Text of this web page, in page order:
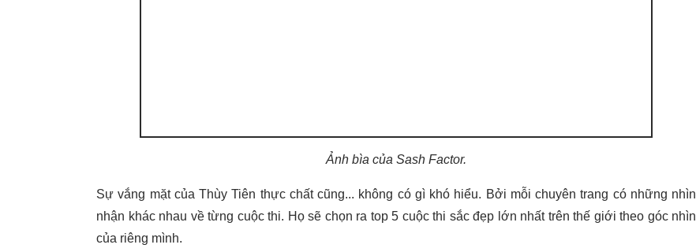
Ảnh bìa của Sash Factor.
Sự vắng mặt của Thùy Tiên thực chất cũng... không có gì khó hiểu. Bởi mỗi chuyên trang có những nhìn
nhận khác nhau về từng cuộc thi. Họ sẽ chọn ra top 5 cuộc thi sắc đẹp lớn nhất trên thế giới theo góc nhìn
của riêng mình.